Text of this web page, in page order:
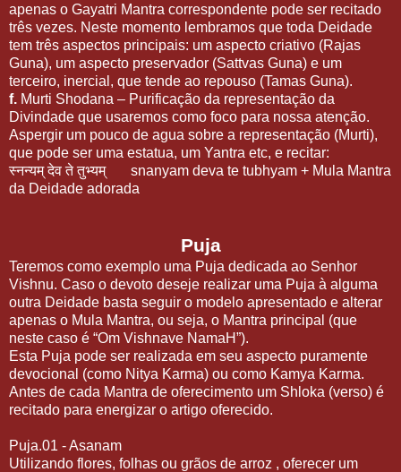
apenas o Gayatri Mantra correspondente pode ser recitado
três vezes. Neste momento lembramos que toda Deidade
tem três aspectos principais: um aspecto criativo (Rajas
Guna), um aspecto preservador (Sattvas Guna) e um
terceiro, inercial, que tende ao repouso (Tamas Guna).
f. Murti Shodana – Purificação da representação da
Divindade que usaremos como foco para nossa atenção.
Aspergir um pouco de agua sobre a representação (Murti),
que pode ser uma estatua, um Yantra etc, e recitar:
स्नन्यम् देव ते तुभ्यम्
snanyam deva te tubhyam + Mula Mantra
da Deidade adorada
Puja
Teremos como exemplo uma Puja dedicada ao Senhor
Vishnu. Caso o devoto deseje realizar uma Puja à alguma
outra Deidade basta seguir o modelo apresentado e alterar
apenas o Mula Mantra, ou seja, o Mantra principal (que
neste caso é “Om Vishnave NamaH”).
Esta Puja pode ser realizada em seu aspecto puramente
devocional (como Nitya Karma) ou como Kamya Karma.
Antes de cada Mantra de oferecimento um Shloka (verso) é
recitado para energizar o artigo oferecido.
Puja.01 - Asanam
Utilizando flores, folhas ou grãos de arroz , oferecer um